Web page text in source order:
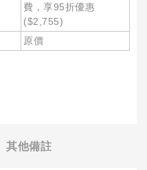
費，享95折優惠
($2,755)
原價
其他備註